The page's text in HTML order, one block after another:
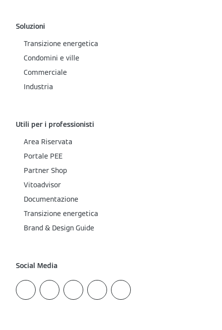
Soluzioni
Transizione energetica
Condomini e ville
Commerciale
Industria
Utili per i professionisti
Area Riservata
Portale PEE
Partner Shop
Vitoadvisor
Documentazione
Transizione energetica
Brand & Design Guide
Social Media